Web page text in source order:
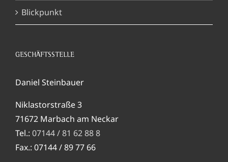
Blickpunkt
GESCHÄFTSSTELLE
Daniel Steinbauer
Niklastorstraße 3
71672 Marbach am Neckar
Tel.: 07144 / 81 62 88 8
Fax.: 07144 / 89 77 66